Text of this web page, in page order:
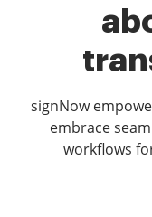
signNow
embrace
workflows